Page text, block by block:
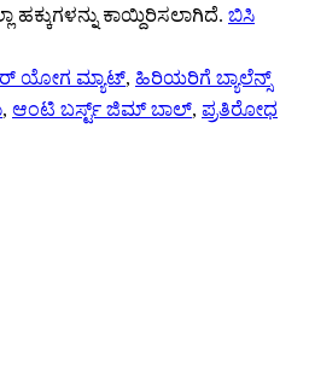
ಹಕ್ಕುಗಳನ್ನು ಕಾಯ್ದಿರಿಸಲಾಗಿದೆ. ಬಿಸಿ
ಯೋಗ ಮ್ಯಾಟ್, ಹಿರಿಯರಿಗೆ ಬ್ಯಾಲೆನ್ಸ್
, ಆಂಟಿ ಬರ್ಸ್ಟ್ ಜಿಮ್ ಬಾಲ್, ಪ್ರತಿರೋಧ